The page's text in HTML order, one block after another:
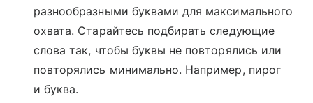
разнообразными буквами для максимального
охвата. Старайтесь подбирать следующие
слова так, чтобы буквы не повторялись или
повторялись минимально. Например, пирог
и буква.